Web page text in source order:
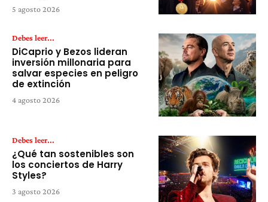
5 agosto 2026
Debes leer...
DiCaprio y Bezos lideran
inversión millonaria para
salvar especies en peligro
de extinción
4 agosto 2026
Debes leer...
¿Qué tan sostenibles son
los conciertos de Harry
Styles?
3 agosto 2026